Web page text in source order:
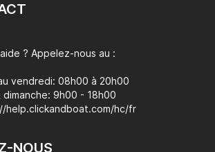
? Appelez-nous au :
vendredi: 08h00 à 20h00
dimanche: 9h00 - 18h00
help.clickandboat.com/hc/fr
NOUS